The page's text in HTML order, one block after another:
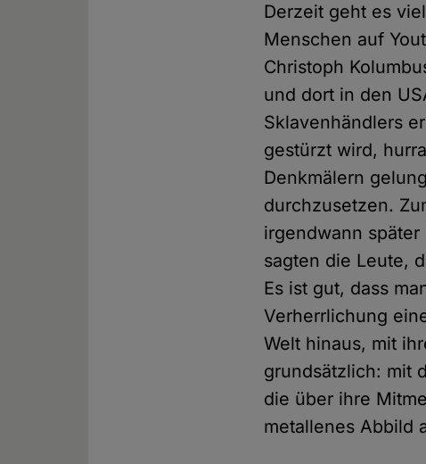
Derzeit geht es
Menschen auf
Christoph
und dort in den
Sklavenhändlers
gestürzt wird,
Denkmälern
durchzusetzen.
irgendwann
sagten die Leute,
Es ist gut, dass
Verherrlichung
Welt hinaus, mit
grundsätzlich: mit
die über ihre
metallenes Abbild